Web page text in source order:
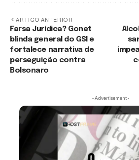
ARTIGO ANTERIOR
Farsa Jurídica? Gonet
blinda general do GSI e
fortalece narrativa de
perseguição contra
Bolsonaro
- Advertisement -